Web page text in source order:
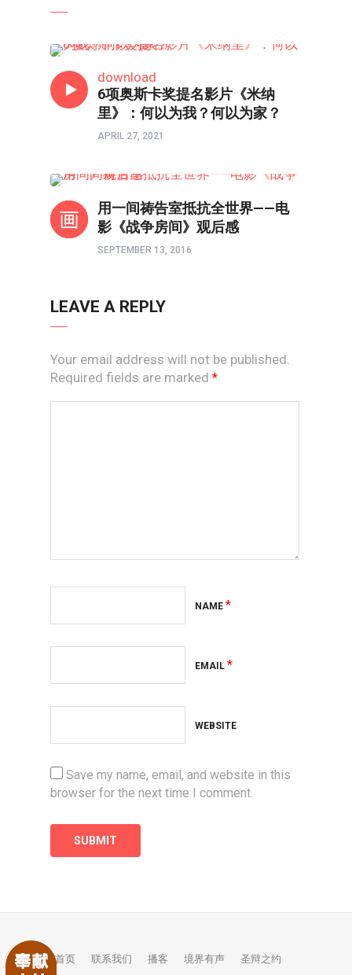
download
6项奥斯卡奖提名影片《米纳
里》：何以为我？何以为家？
APRIL 27, 2021
用一间祷告室抵抗全世界——电
影《战争房间》观后感
SEPTEMBER 13, 2016
LEAVE A REPLY
Your email address will not be published.
Required fields are marked *
NAME *
EMAIL *
WEBSITE
Save my name, email, and website in this
browser for the next time I comment.
首页 联系我们 播客 境界有声 圣辩之约